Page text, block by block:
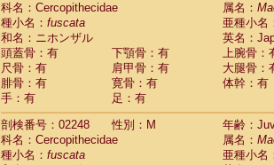
科名：Cercopithecidae
属名：
種小名： fuscata
亜種小名
和名：ニホンザル
英名：
頭蓋骨：有
下顎骨：有
上腕骨：
尺骨：有
肩甲骨：有
大腿骨：
腓骨：有
寛骨：有
体幹：有
手：有
足：有
剖検番号：02248
性別：M
年齢：
科名：Cercopithecidae
属名：
種小名： fuscata
亜種小名